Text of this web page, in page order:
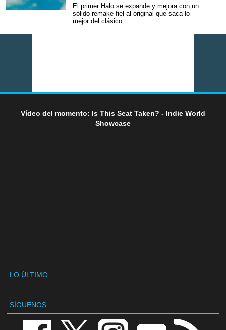
El primer Halo se expande y mejora con un
sólido remake fiel al original que saca lo
mejor del clásico.
Vídeo del momento: Is This Seat Taken? - Indie World
Showcase
LO ÚLTIMO
SÍGUENOS